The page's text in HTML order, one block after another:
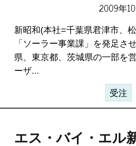
2009年
新昭和(本社=千葉県君津市、
「ソーラー事業課」を発足さ
県、東京都、茨城県の一部を
ーザ...
受注
エス・バイ・エル